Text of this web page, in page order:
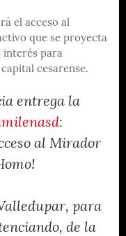
el acceso al
que se proyecta
interés para
cesarense.
entrega la
:
al Mirador
para
de la